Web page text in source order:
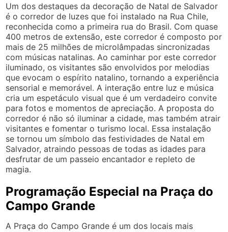
Um dos destaques da decoração de Natal de Salvador
é o corredor de luzes que foi instalado na Rua Chile,
reconhecida como a primeira rua do Brasil. Com quase
400 metros de extensão, este corredor é composto por
mais de 25 milhões de microlâmpadas sincronizadas
com músicas natalinas. Ao caminhar por este corredor
iluminado, os visitantes são envolvidos por melodias
que evocam o espírito natalino, tornando a experiência
sensorial e memorável. A interação entre luz e música
cria um espetáculo visual que é um verdadeiro convite
para fotos e momentos de apreciação. A proposta do
corredor é não só iluminar a cidade, mas também atrair
visitantes e fomentar o turismo local. Essa instalação
se tornou um símbolo das festividades de Natal em
Salvador, atraindo pessoas de todas as idades para
desfrutar de um passeio encantador e repleto de
magia.
Programação Especial na Praça do
Campo Grande
A Praça do Campo Grande é um dos locais mais